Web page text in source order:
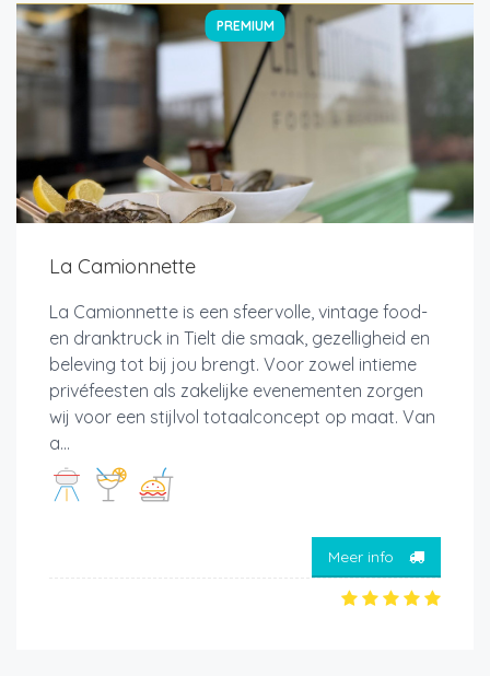
PREMIUM
La Camionnette
La Camionnette is een sfeervolle, vintage food-
en dranktruck in Tielt die smaak, gezelligheid en
beleving tot bij jou brengt. Voor zowel intieme
privéfeesten als zakelijke evenementen zorgen
wij voor een stijlvol totaalconcept op maat. Van
a...
Meer info